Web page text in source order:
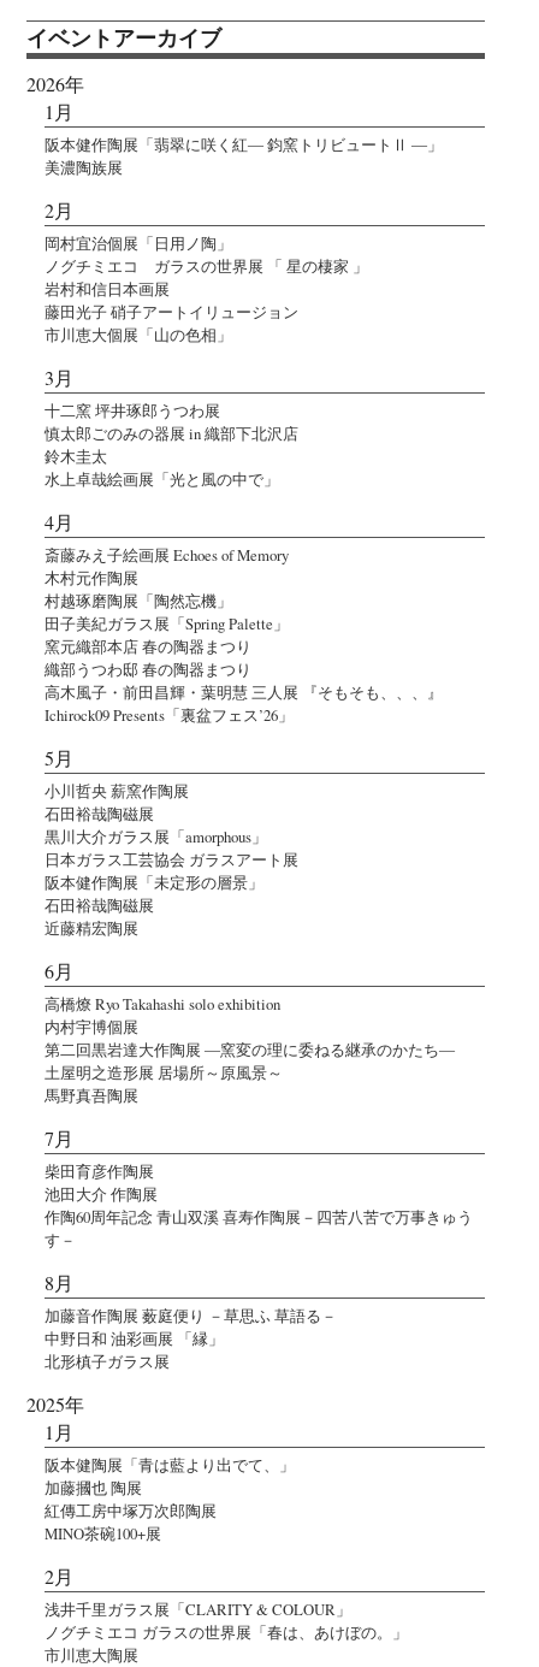
イベントアーカイブ
2026年
1月
阪本健作陶展「翡翠に咲く紅― 鈞窯トリビュートⅡ ―」
美濃陶族展
2月
岡村宜治個展「日用ノ陶」
ノグチミエコ ガラスの世界展 「 星の棲家 」
岩村和信日本画展
藤田光子 硝子アートイリュージョン
市川恵大個展「山の色相」
3月
十二窯 坪井琢郎うつわ展
慎太郎ごのみの器展 in 織部下北沢店
鈴木圭太
水上卓哉絵画展「光と風の中で」
4月
斎藤みえ子絵画展 Echoes of Memory
木村元作陶展
村越琢磨陶展「陶然忘機」
田子美紀ガラス展「Spring Palette」
窯元織部本店 春の陶器まつり
織部うつわ邸 春の陶器まつり
高木風子・前田昌輝・葉明慧 三人展 『そもそも、、、』
Ichirock09 Presents「裏盆フェス’26」
5月
小川哲央 薪窯作陶展
石田裕哉陶磁展
黒川大介ガラス展「amorphous」
日本ガラス工芸協会 ガラスアート展
阪本健作陶展「未定形の層景」
石田裕哉陶磁展
近藤精宏陶展
6月
高橋燎 Ryo Takahashi solo exhibition
内村宇博個展
第二回黒岩達大作陶展 ―窯変の理に委ねる継承のかたち―
土屋明之造形展 居場所～原風景～
馬野真吾陶展
7月
柴田育彦作陶展
池田大介 作陶展
作陶60周年記念 青山双溪 喜寿作陶展－四苦八苦で万事きゅう
す－
8月
加藤音作陶展 薮庭便り －草思ふ 草語る－
中野日和 油彩画展 「縁」
北形槙子ガラス展
2025年
1月
阪本健陶展「青は藍より出でて、」
加藤摑也 陶展
紅傳工房中塚万次郎陶展
MINO茶碗100+展
2月
浅井千里ガラス展「CLARITY & COLOUR」
ノグチミエコ ガラスの世界展「春は、あけぼの。」
市川恵大陶展